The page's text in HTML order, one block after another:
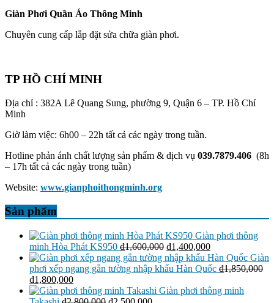
Giàn Phơi Quần Áo Thông Minh
Chuyên cung cấp lắp đặt sửa chữa giàn phơi.
TP HỒ CHÍ MINH
Địa chỉ : 382A Lê Quang Sung, phường 9, Quận 6 – TP. Hồ Chí
Minh
Giờ làm việc: 6h00 – 22h tất cả các ngày trong tuần.
Hotline phản ánh chất lượng sản phẩm & dịch vụ 039.7879.406 (8h
– 17h tất cả các ngày trong tuần)
Website: www.gianphoithongminh.org
Sản phẩm
Giàn phơi thông
minh Hòa Phát KS950 ₫1,600,000 Giá
gốc
là:
₫1,400,000Giá
hiện
tại
₫1,400,000.
Giàn
phơi xếp ngang gắn tường nhập khẩu Hàn Quốc ₫1,850,000
Giá
gốc
₫1,800,000Giá
hiện
Giàn phơi thông minh